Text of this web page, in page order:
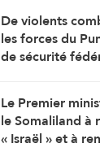
Cameroun
De violents
les forces du
de sécurité
Le Premier
le Somaliland à
« Israël » et à